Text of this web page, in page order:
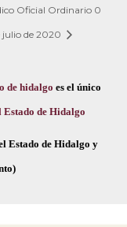
Oficial Ordinario 0
julio de 2020
de hidalgo es el único
Estado de Hidalgo
Estado de Hidalgo y